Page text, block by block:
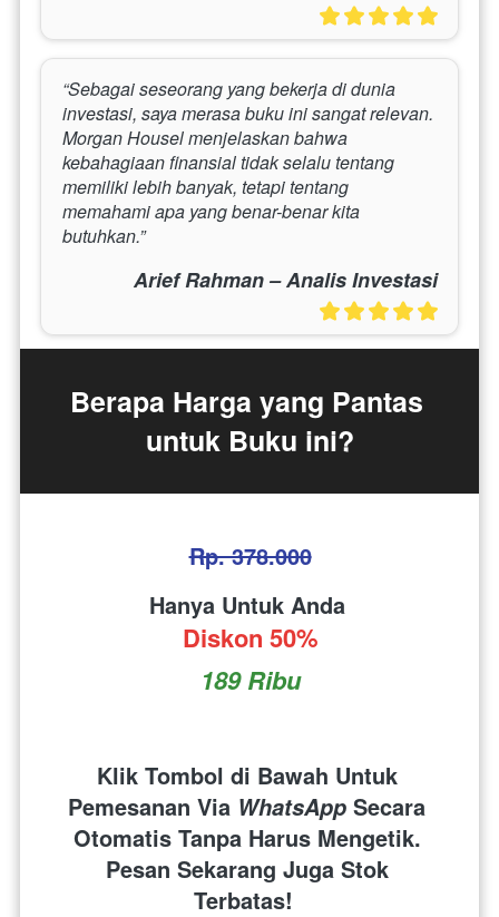
“Sebagai seseorang yang bekerja di dunia
investasi, saya merasa buku ini sangat relevan.
Morgan Housel menjelaskan bahwa
kebahagiaan finansial tidak selalu tentang
memiliki lebih banyak, tetapi tentang
memahami apa yang benar-benar kita
butuhkan.”
Arief Rahman – Analis Investasi
Berapa Harga yang Pantas
untuk Buku ini?
Rp. 378.000
Hanya Untuk Anda
Diskon 50%
189 Ribu
Klik Tombol di Bawah Untuk
Pemesanan Via WhatsApp Secara
Otomatis Tanpa Harus Mengetik.
Pesan Sekarang Juga Stok
Terbatas!